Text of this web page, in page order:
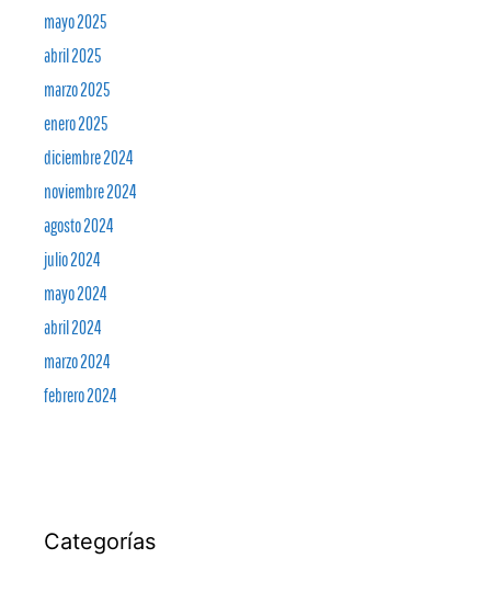
mayo 2025
abril 2025
marzo 2025
enero 2025
diciembre 2024
noviembre 2024
agosto 2024
julio 2024
mayo 2024
abril 2024
marzo 2024
febrero 2024
Categorías